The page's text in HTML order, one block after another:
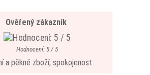
Ověřený zákazník
Hodnocení: 5 / 5
a pěkné zboží, spokojenost